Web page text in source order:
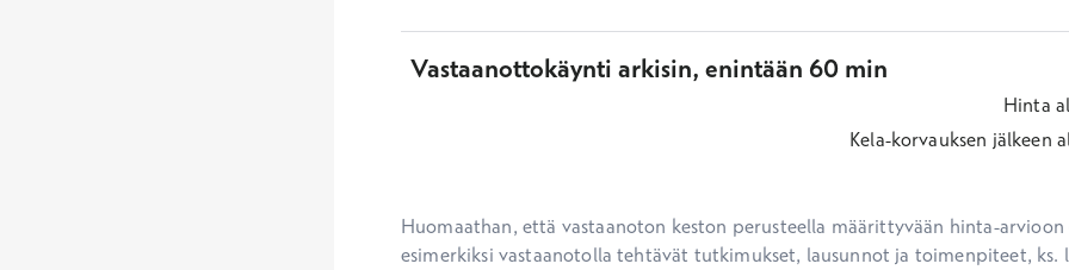
Vastaanottokäynti arkisin, enintään 60 min
Hinta
Kela-korvauksen jälkeen
Huomaathan, että vastaanoton keston perusteella määrittyvään hinta-arvioon
esimerkiksi vastaanotolla tehtävät tutkimukset, lausunnot ja toimenpiteet, ks.